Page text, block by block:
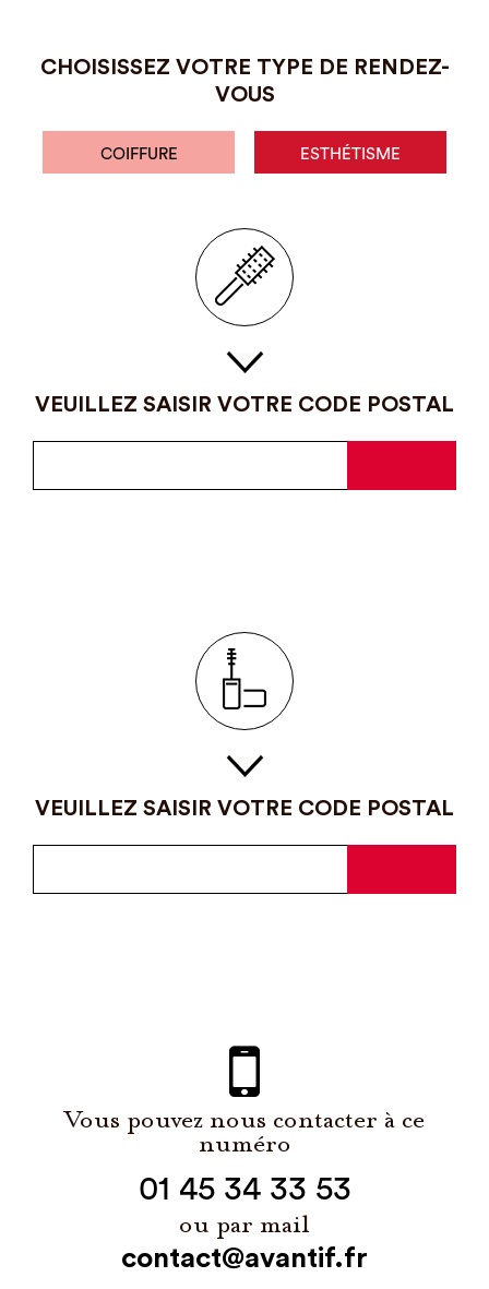
CHOISISSEZ VOTRE TYPE DE RENDEZ-
VOUS
COIFFURE ESTHÉTISME
VEUILLEZ SAISIR VOTRE CODE POSTAL
VEUILLEZ SAISIR VOTRE CODE POSTAL
Vous pouvez nous contacter à ce
numéro
01 45 34 33 53
ou par mail
contact@avantif.fr